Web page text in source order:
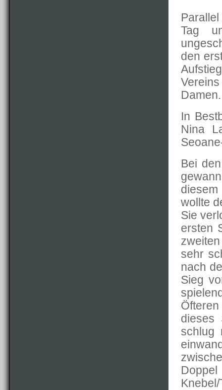
Tag
den
Damen.
In
Nina
Bei
wollte
Sie
ersten
sehr
nach
Sieg
dieses
schlug